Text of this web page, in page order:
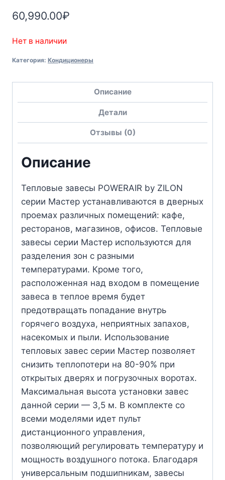
60,990.00₽
Нет в наличии
Категория: Кондиционеры
Описание
Детали
Отзывы (0)
Описание
Тепловые завесы POWERAIR by ZILON
серии Мастер устанавливаются в дверных
проемах различных помещений: кафе,
ресторанов, магазинов, офисов. Тепловые
завесы серии Мастер используются для
разделения зон с разными
температурами. Кроме того,
расположенная над входом в помещение
завеса в теплое время будет
предотвращать попадание внутрь
горячего воздуха, неприятных запахов,
насекомых и пыли. Использование
тепловых завес серии Мастер позволяет
снизить теплопотери на 80-90% при
открытых дверях и погрузочных воротах.
Максимальная высота установки завес
данной серии — 3,5 м. В комплекте со
всеми моделями идет пульт
дистанционного управления,
позволяющий регулировать температуру и
мощность воздушного потока. Благодаря
универсальным подшипникам, завесы